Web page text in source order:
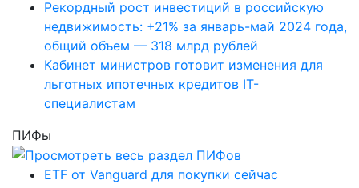
Рекордный рост инвестиций в российскую
недвижимость: +21% за январь-май 2024 года,
общий объем — 318 млрд рублей
Кабинет министров готовит изменения для
льготных ипотечных кредитов IT-
специалистам
ПИФы
ETF от Vanguard для покупки сейчас